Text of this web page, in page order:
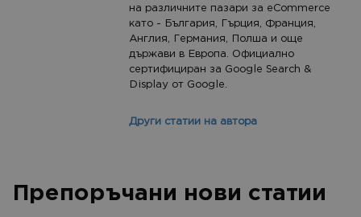
на различните пазари за eCommerce
като - България, Гърция, Франция,
Англия, Германия, Полша и още
държави в Европа. Официално
сертифициран за Google Search &
Display от Google.
Други статии на автора
Препоръчани нови статии